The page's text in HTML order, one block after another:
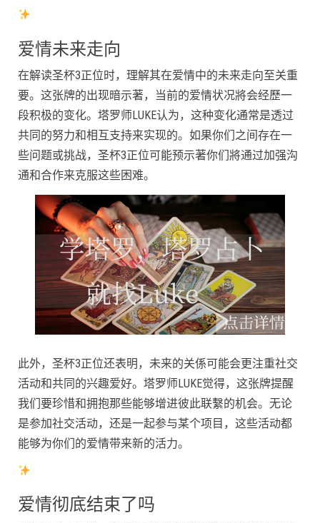
爱情未来走向
在解读圣杯3正位时，理解其在爱情中的未来走向至关重
要。这张牌的出现暗示著，当前的爱情状况將会经歷一
段积极的变化。塔罗师LUKE认为，这种变化通常是透过
共同的努力和相互支持来实现的。如果你们之间存在一
些问题或挑战，圣杯3正位可能预示著你们將通过加强沟
通和合作来克服这些困难。
此外，圣杯3正位还表明，未来的关係可能会更注重社交
活动和共同的兴趣爱好。塔罗师LUKE觉得，这张牌提醒
我们要珍惜和拥抱那些能够增进彼此联繫的机会。无论
是参加社交活动，还是一起参与某个项目，这些活动都
能够为你们的爱情带来新的活力。
爱情彻底结束了吗